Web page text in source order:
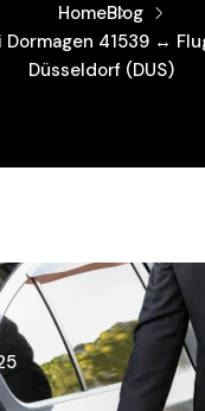
HomeBlog
Dormagen 41539 ↔
Düsseldorf (DUS)